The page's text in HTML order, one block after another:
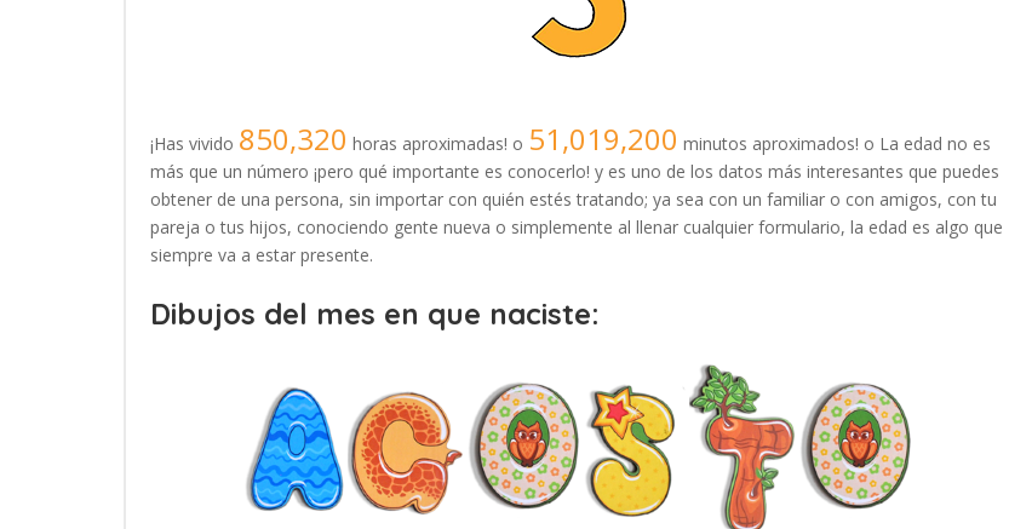
¡Has vivido 850,320 horas aproximadas! o 51,019,200 minutos aproximados! o La edad no es
más que un número ¡pero qué importante es conocerlo! y es uno de los datos más interesantes que puedes
obtener de una persona, sin importar con quién estés tratando; ya sea con un familiar o con amigos, con tu
pareja o tus hijos, conociendo gente nueva o simplemente al llenar cualquier formulario, la edad es algo que
siempre va a estar presente.
Dibujos del mes en que naciste: